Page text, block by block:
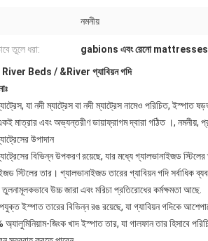
নমনীয়
তুলে ধরা: gabions এবং রেনো mattresses
Beds / &River গ্যাবিয়ন গদি
যা নদী ম্যাট্রেস বা নদী ম্যাট্রেস নামেও পরিচিত, ইস্পাত
মাত্রার এবং অভ্যন্তরীণ ডায়াফ্রাগম দ্বারা গঠিত ।,
উপাদান
বিভিন্ন উপকরণ রয়েছে, যার মধ্যে গ্যালভানাইজড
স্টিলের তার। গ্যালভানাইজড তারের গ্যাবিয়ন গদি সর্বাধিক
উচ্চ জারা এবং মরিচা প্রতিরোধের কর্মক্ষমতা আছে.
ইস্পাত তারের বিভিন্ন রঙ রয়েছে, যা গ্যাবিয়ন গদিকে
অ্যালুমিনিয়াম-জিংক খাদ ইস্পাত তার, যা গালফান তার হিসাবে